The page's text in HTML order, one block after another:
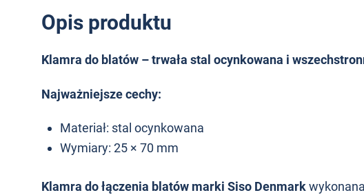
Opis produktu
Klamra do blatów – trwała stal ocynkowana i
Najważniejsze cechy:
Materiał: stal ocynkowana
Wymiary: 25 × 70 mm
Klamra do łączenia blatów marki Siso Denmark